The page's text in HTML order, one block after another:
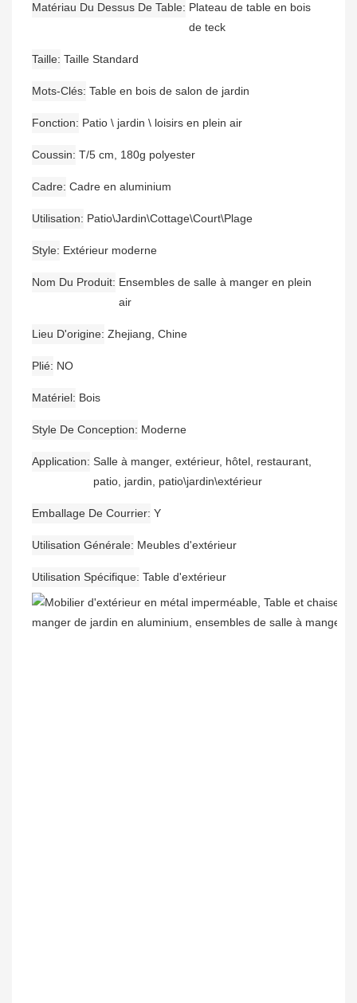
Matériau Du Dessus De Table Plateau de table en bois
de teck
Taille Taille Standard
Mots-Clés Table en bois de salon de jardin
Fonction Patio \ jardin \ loisirs en plein air
Coussin T/5 cm, 180g polyester
Cadre Cadre en aluminium
Utilisation Patio\Jardin\Cottage\Court\Plage
Style Extérieur moderne
Nom Du Produit Ensembles de salle à manger en plein
air
Lieu D'origine Zhejiang, Chine
Plié NO
Matériel Bois
Style De Conception Moderne
Application Salle à manger, extérieur, hôtel, restaurant,
patio, jardin, patio\jardin\extérieur
Emballage De Courrier Y
Utilisation Générale Meubles d'extérieur
Utilisation Spécifique Table d'extérieur